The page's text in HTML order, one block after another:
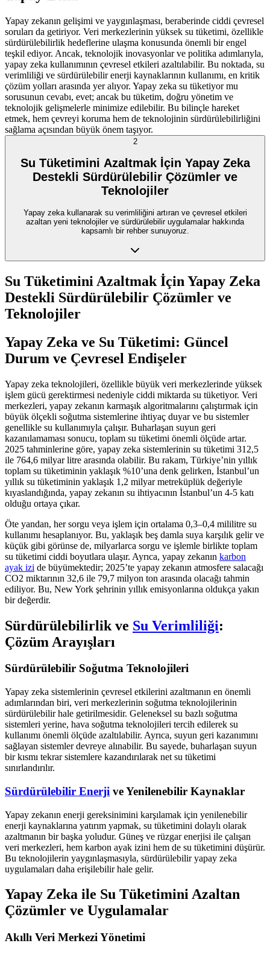
Yapay zekanın gelişimi ve yaygınlaşması, beraberinde ciddi çevresel
soruları da getiriyor. Veri merkezlerinin yüksek su tüketimi, özellikle
sürdürülebilirlik hedeflerine ulaşma konusunda önemli bir engel
teşkil ediyor. Ancak, teknolojik inovasyonlar ve politika adımlarıyla,
yapay zeka kullanımının çevresel etkileri azaltılabilir. Bu noktada, su
verimliliği ve sürdürülebilir enerji kaynaklarının kullanımı, en kritik
çözüm yolları arasında yer alıyor. Yapay zeka su tüketiyor mu
sorusunun cevabı, evet; ancak bu tüketim, doğru yönetim ve
teknolojik gelişmelerle minimize edilebilir. Bu bilinçle hareket
etmek, hem çevreyi koruma hem de teknolojinin sürdürülebilirliğini
sağlama açısından büyük önem taşıyor.
2
Su Tüketimini Azaltmak İçin Yapay Zeka
Destekli Sürdürülebilir Çözümler ve
Teknolojiler
Yapay zeka kullanarak su verimliliğini artıran ve çevresel etkileri
azaltan yeni teknolojiler ve sürdürülebilir uygulamalar hakkında
kapsamlı bir rehber sunuyoruz.
Su Tüketimini Azaltmak İçin Yapay Zeka
Destekli Sürdürülebilir Çözümler ve
Teknolojiler
Yapay Zeka ve Su Tüketimi: Güncel
Durum ve Çevresel Endişeler
Yapay zeka teknolojileri, özellikle büyük veri merkezlerinde yüksek
işlem gücü gerektirmesi nedeniyle ciddi miktarda su tüketiyor. Veri
merkezleri, yapay zekanın karmaşık algoritmalarını çalıştırmak için
büyük ölçekli soğutma sistemlerine ihtiyaç duyar ve bu sistemler
genellikle su kullanımıyla çalışır. Buharlaşan suyun geri
kazanılamaması sonucu, toplam su tüketimi önemli ölçüde artar.
2025 tahminlerine göre, yapay zeka sistemlerinin su tüketimi 312,5
ile 764,6 milyar litre arasında olabilir. Bu rakam, Türkiye’nin yıllık
toplam su tüketiminin yaklaşık %10’una denk gelirken, İstanbul’un
yıllık su tüketiminin yaklaşık 1,2 milyar metreküplük değeriyle
kıyaslandığında, yapay zekanın su ihtiyacının İstanbul’un 4-5 katı
olduğu ortaya çıkar.
Öte yandan, her sorgu veya işlem için ortalama 0,3–0,4 mililitre su
kullanımı hesaplanıyor. Bu, yaklaşık beş damla suya karşılık gelir ve
küçük gibi görünse de, milyarlarca sorgu ve işlemle birlikte toplam
su tüketimi ciddi boyutlara ulaşır. Ayrıca, yapay zekanın karbon
ayak izi de büyümektedir; 2025’te yapay zekanın atmosfere salacağı
CO2 miktarının 32,6 ile 79,7 milyon ton arasında olacağı tahmin
ediliyor. Bu, New York şehrinin yıllık emisyonlarına oldukça yakın
bir değerdir.
Sürdürülebilirlik ve Su Verimliliği:
Çözüm Arayışları
Sürdürülebilir Soğutma Teknolojileri
Yapay zeka sistemlerinin çevresel etkilerini azaltmanın en önemli
adımlarından biri, veri merkezlerinin soğutma teknolojilerinin
sürdürülebilir hale getirilmesidir. Geleneksel su bazlı soğutma
sistemleri yerine, hava soğutma teknolojileri tercih edilerek su
kullanımı önemli ölçüde azaltılabilir. Ayrıca, suyun geri kazanımını
sağlayan sistemler devreye alınabilir. Bu sayede, buharlaşan suyun
bir kısmı tekrar sistemlere kazandırılarak net su tüketimi
sınırlandırılır.
Sürdürülebilir Enerji ve Yenilenebilir Kaynaklar
Yapay zekanın enerji gereksinimini karşılamak için yenilenebilir
enerji kaynaklarına yatırım yapmak, su tüketimini dolaylı olarak
azaltmanın bir başka yoludur. Güneş ve rüzgar enerjisi ile çalışan
veri merkezleri, hem karbon ayak izini hem de su tüketimini düşürür.
Bu teknolojilerin yaygınlaşmasıyla, sürdürülebilir yapay zeka
uygulamaları daha erişilebilir hale gelir.
Yapay Zeka ile Su Tüketimini Azaltan
Çözümler ve Uygulamalar
Akıllı Veri Merkezi Yönetimi